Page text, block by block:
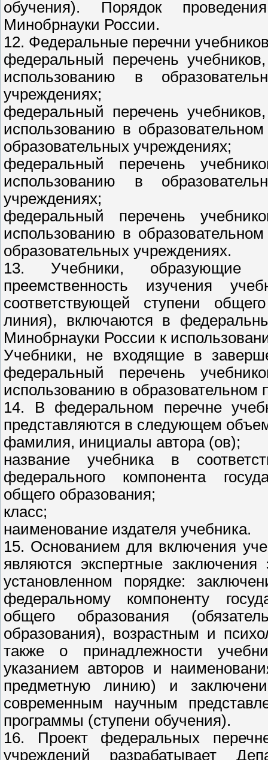
обучения). Порядок
Минобрнауки России.
12. Федеральные перечни
федеральный перечень
использованию в
учреждениях;
федеральный перечень
использованию в
образовательных учреждениях;
федеральный перечень
использованию в
учреждениях;
федеральный перечень
использованию в
образовательных учреждениях.
13. Учебники, образующие
преемственность изучения
соответствующей ступени
линия), включаются в
Минобрнауки России к
Учебники, не входящие в
федеральный перечень
использованию в образовательном
14. В федеральном перечне
представляются в следующем
фамилия, инициалы автора (ов);
название учебника в
федерального компонента
общего образования;
класс;
наименование издателя учебника.
15. Основанием для включения
являются экспертные
установленном порядке:
федеральному компоненту
общего образования
образования), возрастным и
также о принадлежности
указанием авторов и
предметную линию) и
современным научным
программы (ступени обучения).
16. Проект федеральных
учреждений разрабатывает